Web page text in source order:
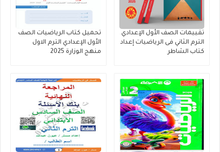
تقييمات الصف الأول الإعدادي
الترم الثاني فى الرياضيات إعداد
كتاب الشاطر
تحميل كتاب الرياضيات الصف
الأول الإعدادي الترم الاول
منهج الوزارة 2025